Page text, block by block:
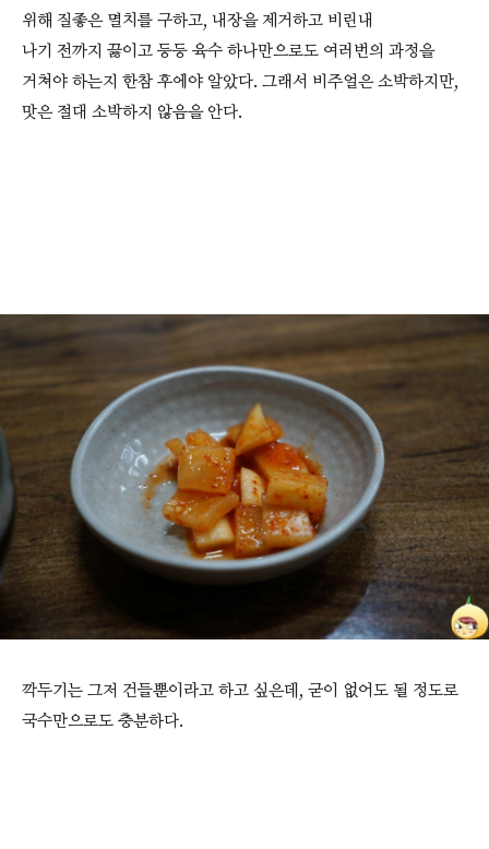
위해 질좋은 멸치를 구하고, 내장을 제거하고 비린내
나기 전까지 끓이고 등등 육수 하나만으로도 여러번의 과정을
거쳐야 하는지 한참 후에야 알았다. 그래서 비주얼은 소박하지만,
맛은 절대 소박하지 않음을 안다.
깍두기는 그저 건들뿐이라고 하고 싶은데, 굳이 없어도 될 정도로
국수만으로도 충분하다.